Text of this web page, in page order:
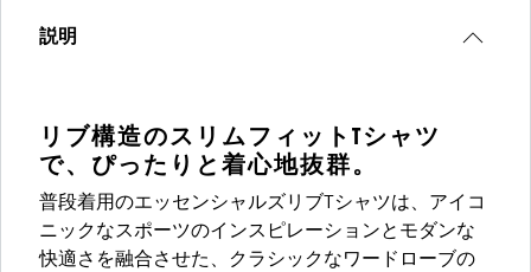
説明
リブ構造のスリムフィットTシャツ
で、ぴったりと着心地抜群。
普段着用のエッセンシャルズリブTシャツは、アイコ
ニックなスポーツのインスピレーションとモダンな
快適さを融合させた、クラシックなワードローブの